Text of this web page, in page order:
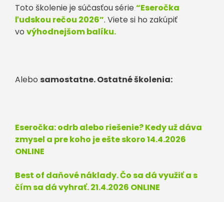
Toto školenie je súčasťou série “Eseročka
ľudskou rečou 2026”. Viete si ho zakúpiť
vo výhodnejšom balíku.
Alebo samostatne. Ostatné školenia:
Eseročka: odrb alebo riešenie? Kedy už dáva
zmysel a pre koho je ešte skoro 14.4.2026
ONLINE
Best of daňové náklady. Čo sa dá využiť a s
čím sa dá vyhrať. 21.4.2026 ONLINE